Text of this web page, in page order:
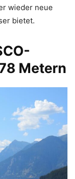
wieder neue
bietet.
Metern